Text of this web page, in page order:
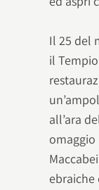
Il 25 del
il
all’ara